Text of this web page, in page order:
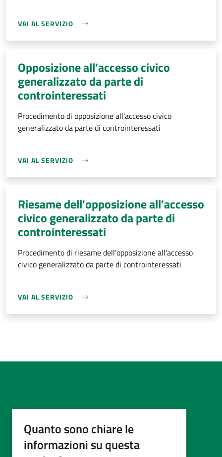
VAI AL SERVIZIO
Opposizione all'accesso civico
generalizzato da parte di
controinteressati
Procedimento di opposizione all'accesso civico
generalizzato da parte di controinteressati
VAI AL SERVIZIO
Riesame dell'opposizione all'accesso
civico generalizzato da parte di
controinteressati
Procedimento di riesame dell'opposizione all'accesso
civico generalizzato da parte di controinteressati
VAI AL SERVIZIO
Quanto sono chiare le
informazioni su questa